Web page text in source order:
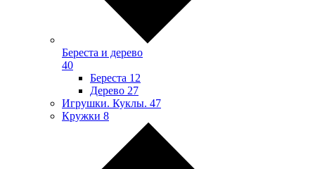
Береста и дерево
40
Береста 12
Дерево 27
Игрушки. Куклы. 47
Кружки 8